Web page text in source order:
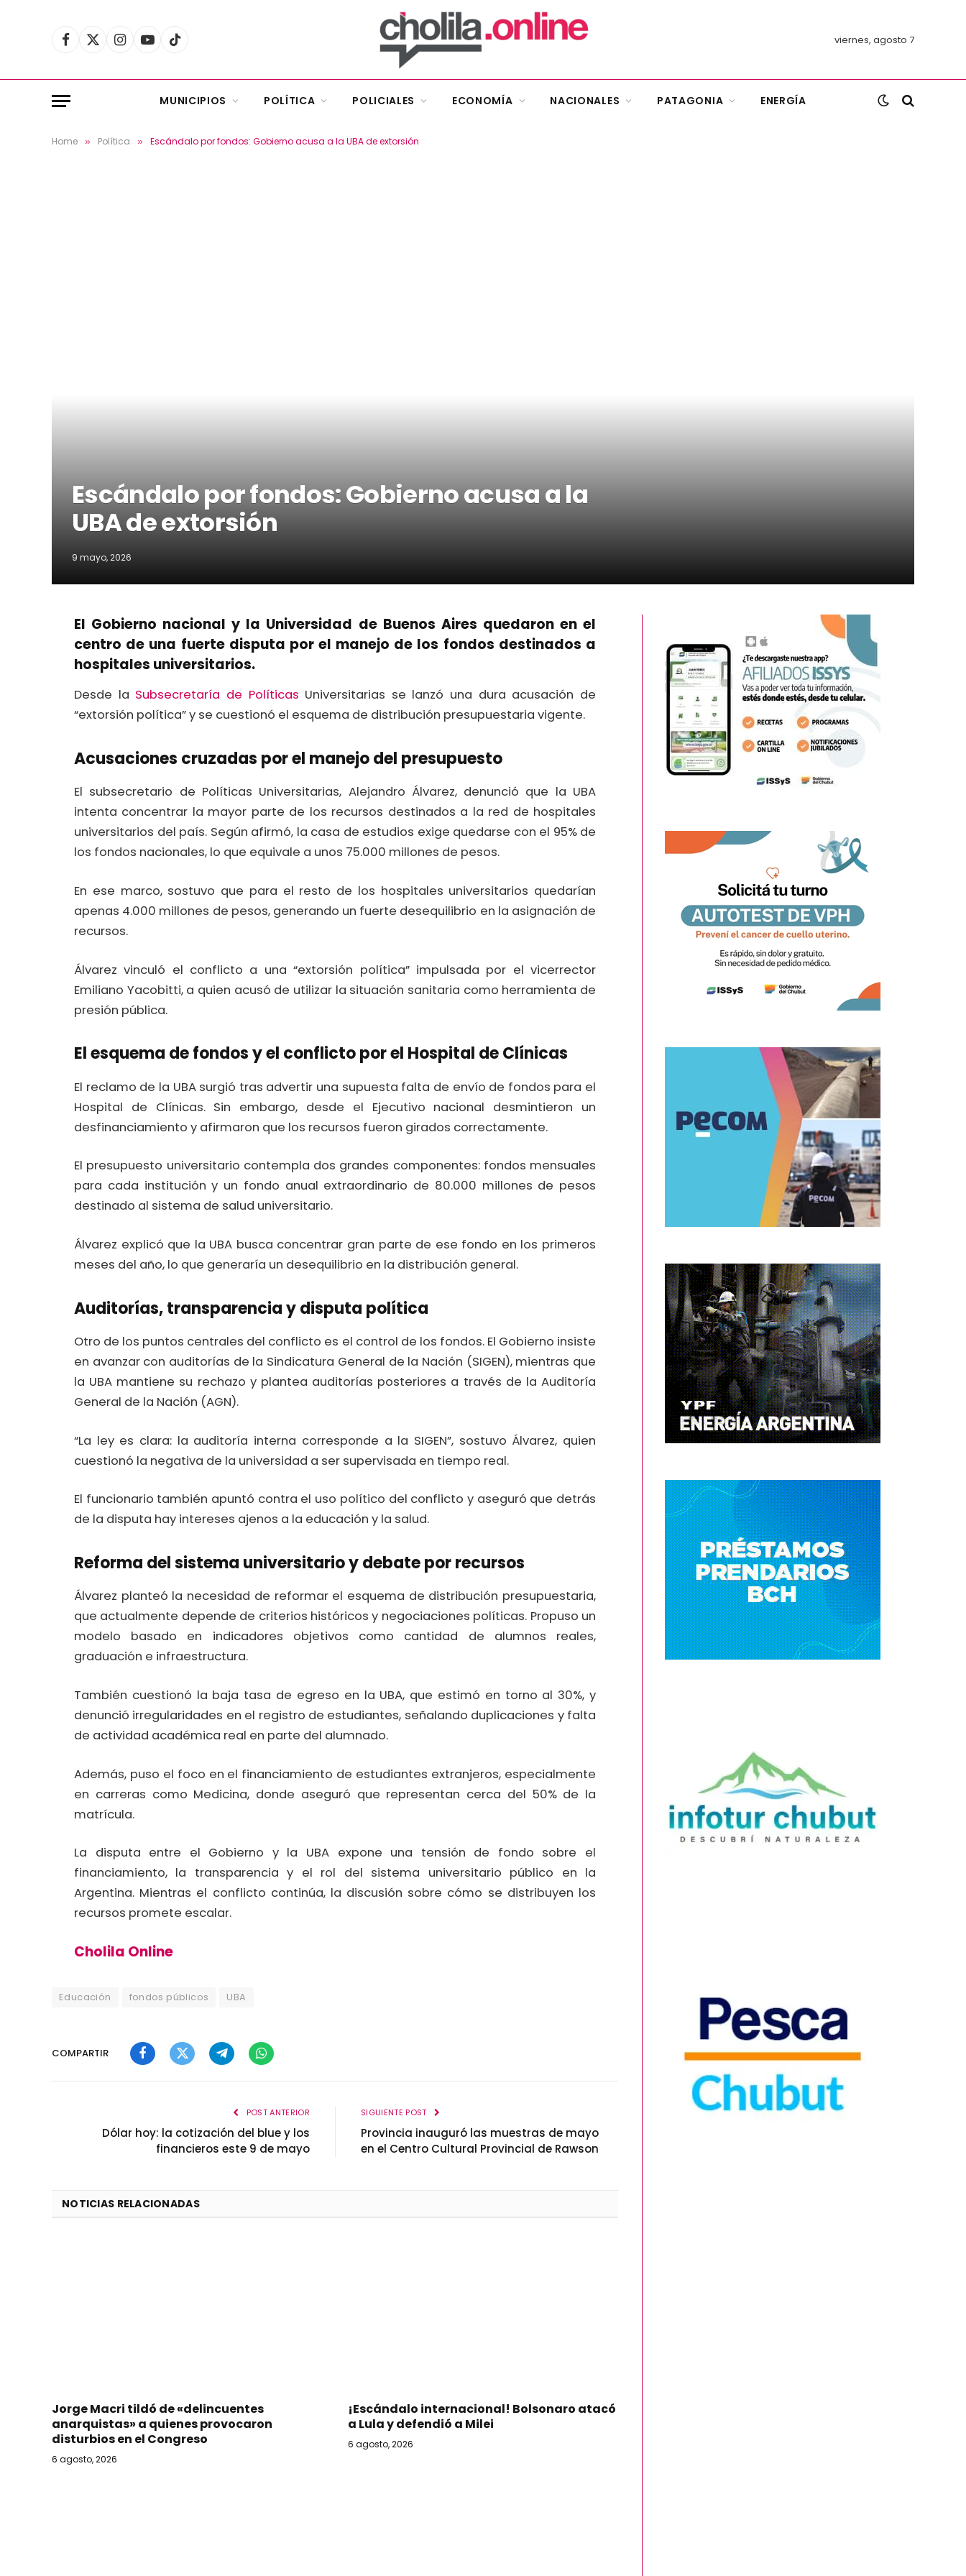
Facebook
X
Instagram
YouTubeTikTok viernes, agosto 7
MUNICIPIOS POLÍTICA POLICIALES ECONOMÍA NACIONALES PATAGONIA ENERGÍA
Home » Política » Escándalo por fondos: Gobierno acusa a la UBA de extorsión
Escándalo por fondos: Gobierno acusa a la
UBA de extorsión
9 mayo, 2026
El Gobierno nacional y la Universidad de Buenos Aires quedaron en el
centro de una fuerte disputa por el manejo de los fondos destinados a
hospitales universitarios.
Desde la Subsecretaría de Políticas Universitarias se lanzó una dura acusación de
“extorsión política” y se cuestionó el esquema de distribución presupuestaria vigente.
Acusaciones cruzadas por el manejo del presupuesto
El subsecretario de Políticas Universitarias, Alejandro Álvarez, denunció que la UBA
intenta concentrar la mayor parte de los recursos destinados a la red de hospitales
universitarios del país. Según afirmó, la casa de estudios exige quedarse con el 95% de
los fondos nacionales, lo que equivale a unos 75.000 millones de pesos.
En ese marco, sostuvo que para el resto de los hospitales universitarios quedarían
apenas 4.000 millones de pesos, generando un fuerte desequilibrio en la asignación de
recursos.
Álvarez vinculó el conflicto a una “extorsión política” impulsada por el vicerrector
Emiliano Yacobitti, a quien acusó de utilizar la situación sanitaria como herramienta de
presión pública.
El esquema de fondos y el conflicto por el Hospital de Clínicas
El reclamo de la UBA surgió tras advertir una supuesta falta de envío de fondos para el
Hospital de Clínicas. Sin embargo, desde el Ejecutivo nacional desmintieron un
desfinanciamiento y afirmaron que los recursos fueron girados correctamente.
El presupuesto universitario contempla dos grandes componentes: fondos mensuales
para cada institución y un fondo anual extraordinario de 80.000 millones de pesos
destinado al sistema de salud universitario.
Álvarez explicó que la UBA busca concentrar gran parte de ese fondo en los primeros
meses del año, lo que generaría un desequilibrio en la distribución general.
Auditorías, transparencia y disputa política
Otro de los puntos centrales del conflicto es el control de los fondos. El Gobierno insiste
en avanzar con auditorías de la Sindicatura General de la Nación (SIGEN), mientras que
la UBA mantiene su rechazo y plantea auditorías posteriores a través de la Auditoría
General de la Nación (AGN).
“La ley es clara: la auditoría interna corresponde a la SIGEN”, sostuvo Álvarez, quien
cuestionó la negativa de la universidad a ser supervisada en tiempo real.
El funcionario también apuntó contra el uso político del conflicto y aseguró que detrás
de la disputa hay intereses ajenos a la educación y la salud.
Reforma del sistema universitario y debate por recursos
Álvarez planteó la necesidad de reformar el esquema de distribución presupuestaria,
que actualmente depende de criterios históricos y negociaciones políticas. Propuso un
modelo basado en indicadores objetivos como cantidad de alumnos reales,
graduación e infraestructura.
También cuestionó la baja tasa de egreso en la UBA, que estimó en torno al 30%, y
denunció irregularidades en el registro de estudiantes, señalando duplicaciones y falta
de actividad académica real en parte del alumnado.
Además, puso el foco en el financiamiento de estudiantes extranjeros, especialmente
en carreras como Medicina, donde aseguró que representan cerca del 50% de la
matrícula.
La disputa entre el Gobierno y la UBA expone una tensión de fondo sobre el
financiamiento, la transparencia y el rol del sistema universitario público en la
Argentina. Mientras el conflicto continúa, la discusión sobre cómo se distribuyen los
recursos promete escalar.
Cholila Online
Educación fondos públicos UBA
COMPARTIR
FacebookTwitterTelegramWhatsApp
POST ANTERIOR
Dólar hoy: la cotización del blue y los
financieros este 9 de mayo
SIGUIENTE POST
Provincia inauguró las muestras de mayo
en el Centro Cultural Provincial de Rawson
NOTICIAS RELACIONADAS
Jorge Macri tildó de «delincuentes
anarquistas» a quienes provocaron
disturbios en el Congreso
6 agosto, 2026
¡Escándalo internacional! Bolsonaro atacó
a Lula y defendió a Milei
6 agosto, 2026